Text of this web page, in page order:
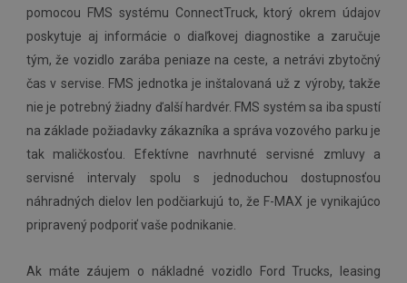
pomocou FMS systému ConnectTruck, ktorý okrem údajov
poskytuje aj informácie o diaľkovej diagnostike a zaručuje
tým, že vozidlo zarába peniaze na ceste, a netrávi zbytočný
čas v servise. FMS jednotka je inštalovaná už z výroby, takže
nie je potrebný žiadny ďalší hardvér. FMS systém sa iba spustí
na základe požiadavky zákazníka a správa vozového parku je
tak maličkosťou. Efektívne navrhnuté servisné zmluvy a
servisné intervaly spolu s jednoduchou dostupnosťou
náhradných dielov len podčiarkujú to, že F-MAX je vynikajúco
pripravený podporiť vaše podnikanie.
Ak máte záujem o nákladné vozidlo Ford Trucks, leasing